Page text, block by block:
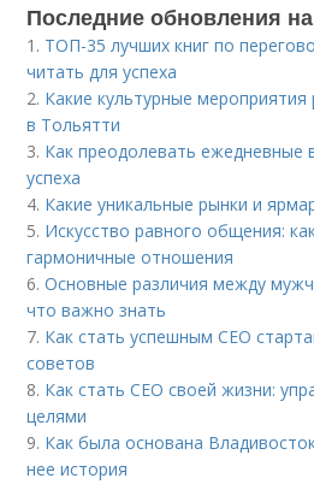
Последние обновления
1. ТОП-35 лучших книг по
читать для успеха
2. Какие культурные мероприятия
в Тольятти
3. Как преодолевать ежедневные
успеха
4. Какие уникальные рынки и
5. Искусство равного общения:
гармоничные отношения
6.Основные различия между
что важно знать
7. Как стать успешным СЕО
советов
8. Как стать СЕО своей жизни:
целями
9. Как была основана
нее история